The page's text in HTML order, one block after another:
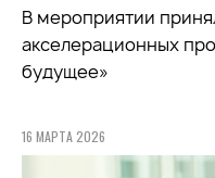
В мероприятии
акселерационных
будущее»
16 МАРТА 2026